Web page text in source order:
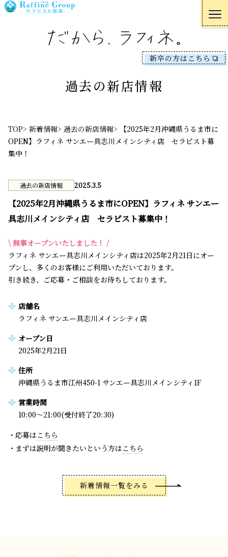
新卒の方はこちら
過去の新店情報
TOP> 新着情報> 過去の新店情報>
【2025年2月沖縄県うるま市に
OPEN】ラフィネ サンエー具志川メインシティ店 セラピスト募
集中！
過去の新店情報 2025.3.5
【2025年2月沖縄県うるま市にOPEN】ラフィネ サンエー
具志川メインシティ店 セラピスト募集中！
\ 無事オープンいたしました！ /
ラフィネ サンエー具志川メインシティ店は2025年2月21日にオー
プンし、多くのお客様にご利用いただいております。
引き続き、ご応募・ご相談をお待ちしております。
店舗名
ラフィネ サンエー具志川メインシティ店
オープン日
2025年2月21日
住所
沖縄県うるま市江州450-1 サンエー具志川メインシティ1F
営業時間
10:00～21:00(受付終了20:30)
・応募はこちら
・まずは説明が聞きたいという方はこちら
新着情報一覧をみる